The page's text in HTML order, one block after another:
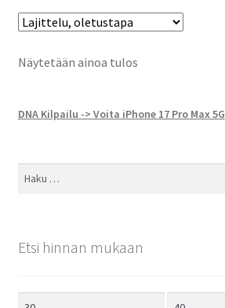
52,00 €.36,00 €.
Näytetään ainoa tulos
DNA Kilpailu -> Voita iPhone 17 Pro Max 5G
Haku:
Etsi hinnan mukaan